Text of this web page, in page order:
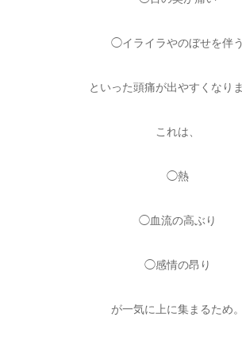
◯イライラやのぼせを伴う
といった頭痛が出やすくなりま
これは、
◯熱
◯血流の高ぶり
◯感情の昂り
が一気に上に集まるため。